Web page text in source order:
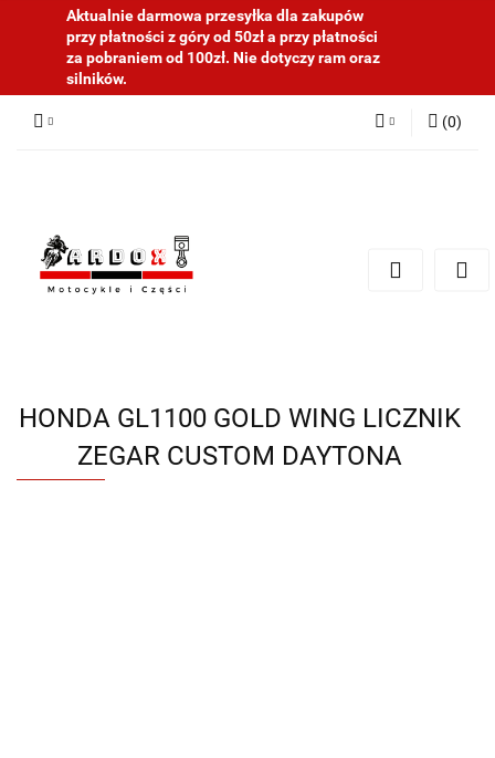
Aktualnie darmowa przesyłka dla zakupów
przy płatności z góry od 50zł a przy płatności
za pobraniem od 100zł. Nie dotyczy ram oraz
silników.
(0)
HONDA GL1100 GOLD WING LICZNIK
ZEGAR CUSTOM DAYTONA